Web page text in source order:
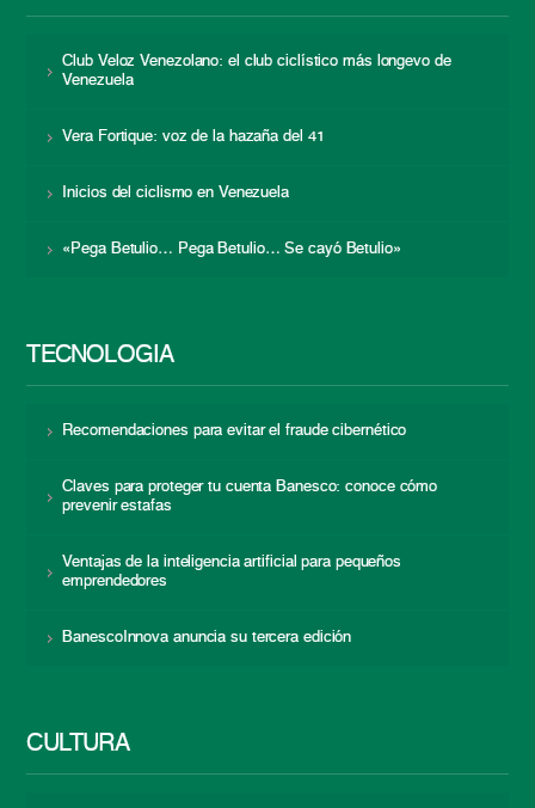
Club Veloz Venezolano: el club ciclístico más longevo de
Venezuela
Vera Fortique: voz de la hazaña del 41
Inicios del ciclismo en Venezuela
«Pega Betulio… Pega Betulio… Se cayó Betulio»
TECNOLOGÍA
Recomendaciones para evitar el fraude cibernético
Claves para proteger tu cuenta Banesco: conoce cómo
prevenir estafas
Ventajas de la inteligencia artificial para pequeños
emprendedores
BanescoInnova anuncia su tercera edición
CULTURA